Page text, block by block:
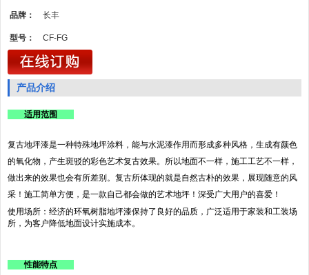
品牌： 长丰
型号： CF-FG
产品介绍
适用范围
复古地坪漆是一种特殊地坪涂料，能与水泥漆作用而形成多种风格，生成有颜色
的氧化物，产生斑驳的彩色艺术复古效果。所以地面不一样，施工工艺不一样，
做出来的效果也会有所差别。复古所体现的就是自然古朴的效果，展现随意的风
采！施工简单方便，是一款自己都会做的艺术地坪！深受广大用户的喜爱！
使用场所：经济的环氧树脂地坪漆保持了良好的品质，广泛适用于家装和工装场
所，为客户降低地面设计实施成本。
性能特点